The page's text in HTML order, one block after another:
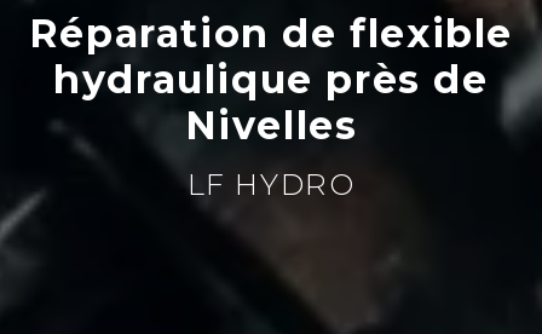
Réparation de flexible
hydraulique près de
Nivelles
LF HYDRO